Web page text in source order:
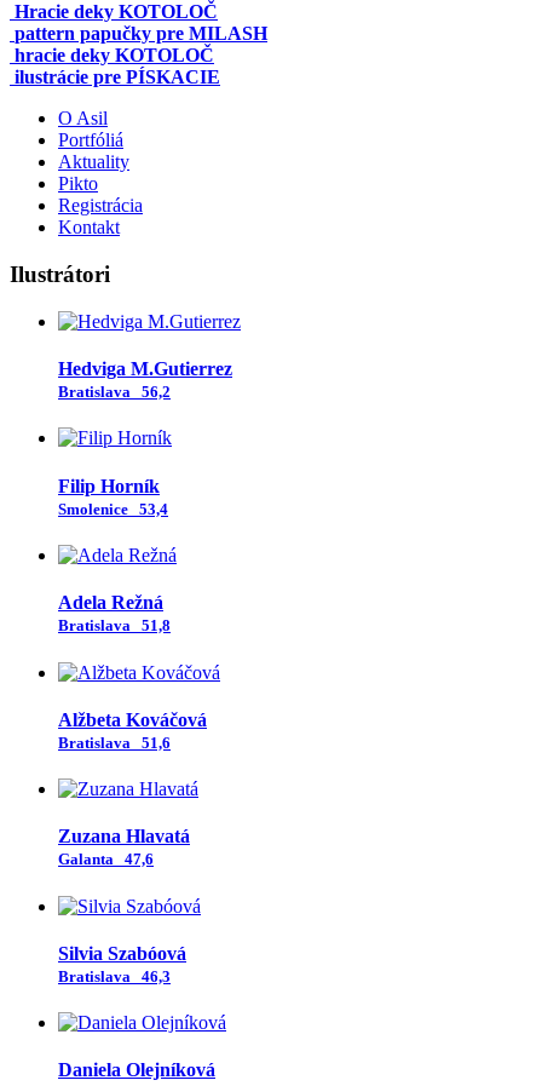
Hracie deky KOTOLOČ
pattern papučky pre MILASH
hracie deky KOTOLOČ
ilustrácie pre PÍSKACIE
O Asil
Portfóliá
Aktuality
Pikto
Registrácia
Kontakt
Ilustrátori
Hedviga M.Gutierrez
Bratislava 56,2
Filip Horník
Smolenice 53,4
Adela Režná
Bratislava 51,8
Alžbeta Kováčová
Bratislava 51,6
Zuzana Hlavatá
Galanta 47,6
Silvia Szabóová
Bratislava 46,3
Daniela Olejníková